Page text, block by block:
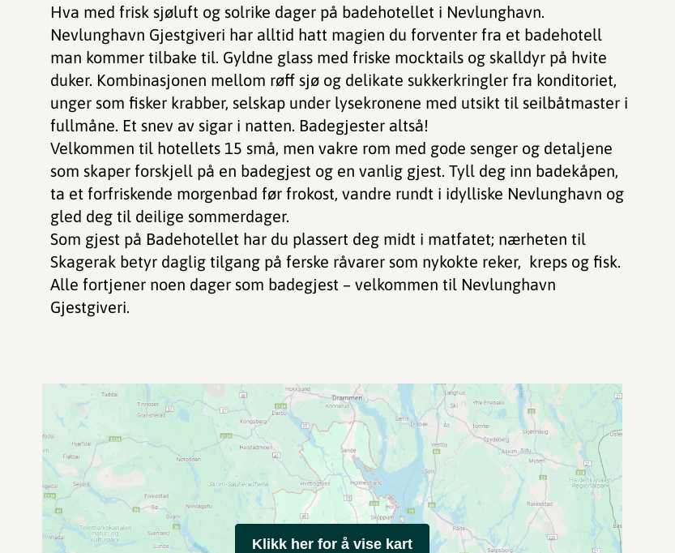
Hva med frisk sjøluft og solrike dager på badehotellet i Nevlunghavn.
Nevlunghavn Gjestgiveri har alltid hatt magien du forventer fra et badehotell
man kommer tilbake til. Gyldne glass med friske mocktails og skalldyr på hvite
duker. Kombinasjonen mellom røff sjø og delikate sukkerkringler fra konditoriet,
unger som fisker krabber, selskap under lysekronene med utsikt til seilbåtmaster i
fullmåne. Et snev av sigar i natten. Badegjester altså!
Velkommen til hotellets 15 små, men vakre rom med gode senger og detaljene
som skaper forskjell på en badegjest og en vanlig gjest. Tyll deg inn badekåpen,
ta et forfriskende morgenbad før frokost, vandre rundt i idylliske Nevlunghavn og
gled deg til deilige sommerdager.
Som gjest på Badehotellet har du plassert deg midt i matfatet; nærheten til
Skagerak betyr daglig tilgang på ferske råvarer som nykokte reker, kreps og fisk.
Alle fortjener noen dager som badegjest – velkommen til Nevlunghavn
Gjestgiveri.
Klikk her for å vise kart